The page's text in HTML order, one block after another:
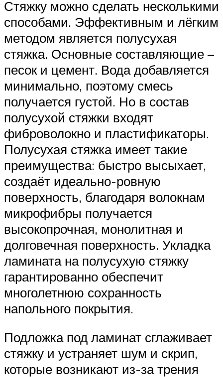
Стяжку можно сделать несколькими
способами. Эффективным и лёгким
методом является полусухая
стяжка. Основные составляющие –
песок и цемент. Вода добавляется
минимально, поэтому смесь
получается густой. Но в состав
полусухой стяжки входят
фиброволокно и пластификаторы.
Полусухая стяжка имеет такие
преимущества: быстро высыхает,
создаёт идеально-ровную
поверхность, благодаря волокнам
микрофибры получается
высокопрочная, монолитная и
долговечная поверхность. Укладка
ламината на полусухую стяжку
гарантированно обеспечит
многолетнюю сохранность
напольного покрытия.
Подложка под ламинат сглаживает
стяжку и устраняет шум и скрип,
которые возникают из-за трения